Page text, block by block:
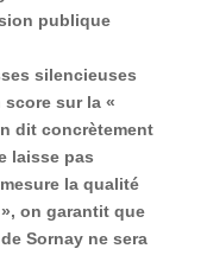
publique
silencieuses
sur la «
dit concrètement
laisse pas
la qualité
on garantit que
Sornay ne sera